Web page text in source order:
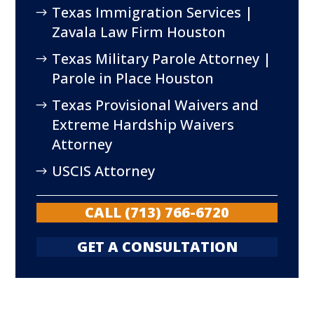
Texas Immigration Services |
Zavala Law Firm Houston
Texas Military Parole Attorney |
Parole in Place Houston
Texas Provisional Waivers and
Extreme Hardship Waivers
Attorney
USCIS Attorney
CALL (713) 766-6720
GET A CONSULTATION